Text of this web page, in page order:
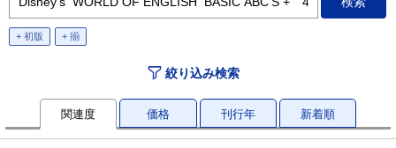
+ 初版 + 揃
絞り込み検索
関連度 価格 刊行年 新着順